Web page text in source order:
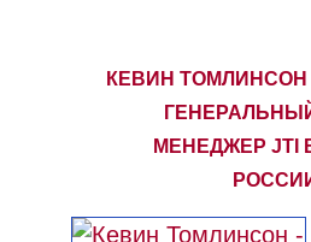
КЕВИН ТОМЛИНСОН
МЕНЕДЖЕР JTI